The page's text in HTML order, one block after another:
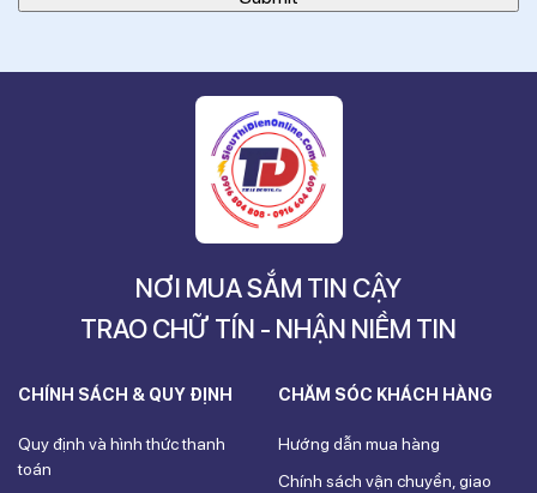
NƠI MUA SẮM TIN CẬY
TRAO CHỮ TÍN - NHẬN NIỀM TIN
CHÍNH SÁCH & QUY ĐỊNH
Quy định và hình thức thanh
toán
CHĂM SÓC KHÁCH HÀNG
Hướng dẫn mua hàng
Chính sách vận chuyển, giao